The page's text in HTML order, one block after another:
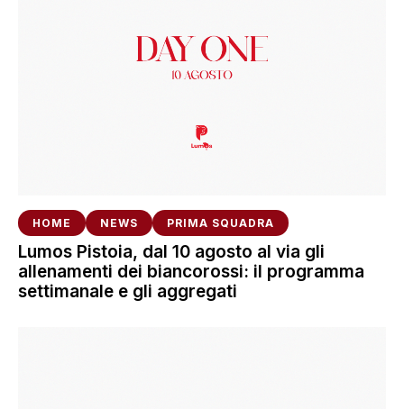
HOME NEWS PRIMA SQUADRA
Lumos Pistoia, dal 10 agosto al via gli
allenamenti dei biancorossi: il programma
settimanale e gli aggregati